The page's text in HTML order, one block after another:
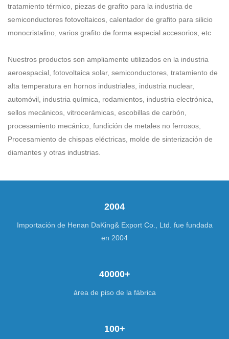
tratamiento térmico, piezas de grafito para la industria de
semiconductores fotovoltaicos, calentador de grafito para silicio
monocristalino, varios grafito de forma especial accesorios, etc
Nuestros productos son ampliamente utilizados en la industria
aeroespacial, fotovoltaica solar, semiconductores, tratamiento de
alta temperatura en hornos industriales, industria nuclear,
automóvil, industria química, rodamientos, industria electrónica,
sellos mecánicos, vitrocerámicas, escobillas de carbón,
procesamiento mecánico, fundición de metales no ferrosos,
Procesamiento de chispas eléctricas, molde de sinterización de
diamantes y otras industrias.
2004
Importación de Henan DaKing& Export Co., Ltd. fue fundada
en 2004
40000+
área de piso de la fábrica
100+